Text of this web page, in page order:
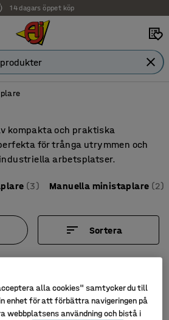
14 dagars öppet köp
kompakta och praktiska
för trånga utrymmen och
arbetsplatser.
(3) Manuella ministaplare (2)
Sortera
alla cookies" samtycker du till
enhet för att förbättra navigeringen på
webbplatsens användning och bistå i